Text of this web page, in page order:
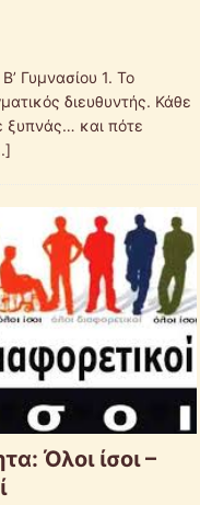
Γυμνασίου 1. Το
διευθυντής. Κάθε
ξυπνάς… και πότε
Όλοι ίσοι –